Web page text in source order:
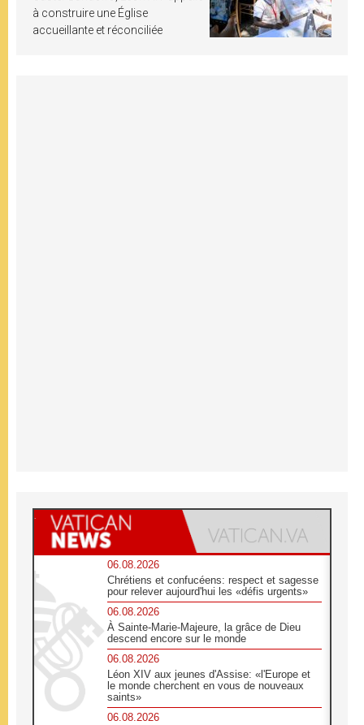
à construire une Église
accueillante et réconciliée
06.08.2026
Chrétiens et confucéens: respect et sagesse
pour relever aujourd'hui les «défis urgents»
06.08.2026
À Sainte-Marie-Majeure, la grâce de Dieu
descend encore sur le monde
06.08.2026
Léon XIV aux jeunes d'Assise: «l'Europe et
le monde cherchent en vous de nouveaux
saints»
06.08.2026